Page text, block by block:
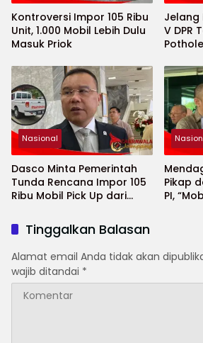
Kontroversi Impor 105 Ribu
Unit, 1.000 Mobil Lebih Dulu
Masuk Priok
Jelang
V DPR
Nasional
Dasco Minta Pemerintah
Tunda Rencana Impor 105
Ribu Mobil Pick Up dari
Pikap
PI,
Tinggalkan Balasan
Alamat email Anda tidak akan
wajib ditandai *